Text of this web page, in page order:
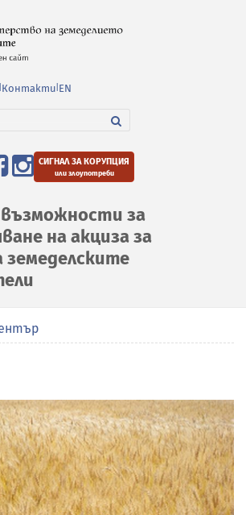
Контакти EN
СИГНАЛ ЗА КОРУПЦИЯ
или злоупотреби
за
на акциза за
земеделските